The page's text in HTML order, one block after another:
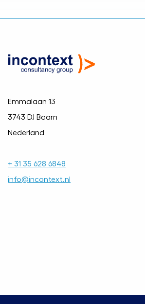
Emmalaan 13
3743 DJ Baarn
Nederland
+ 31 35 628 6848
info@incontext.nl